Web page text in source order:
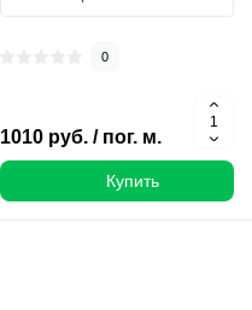
0
1010 руб. / пог. м.
Купить